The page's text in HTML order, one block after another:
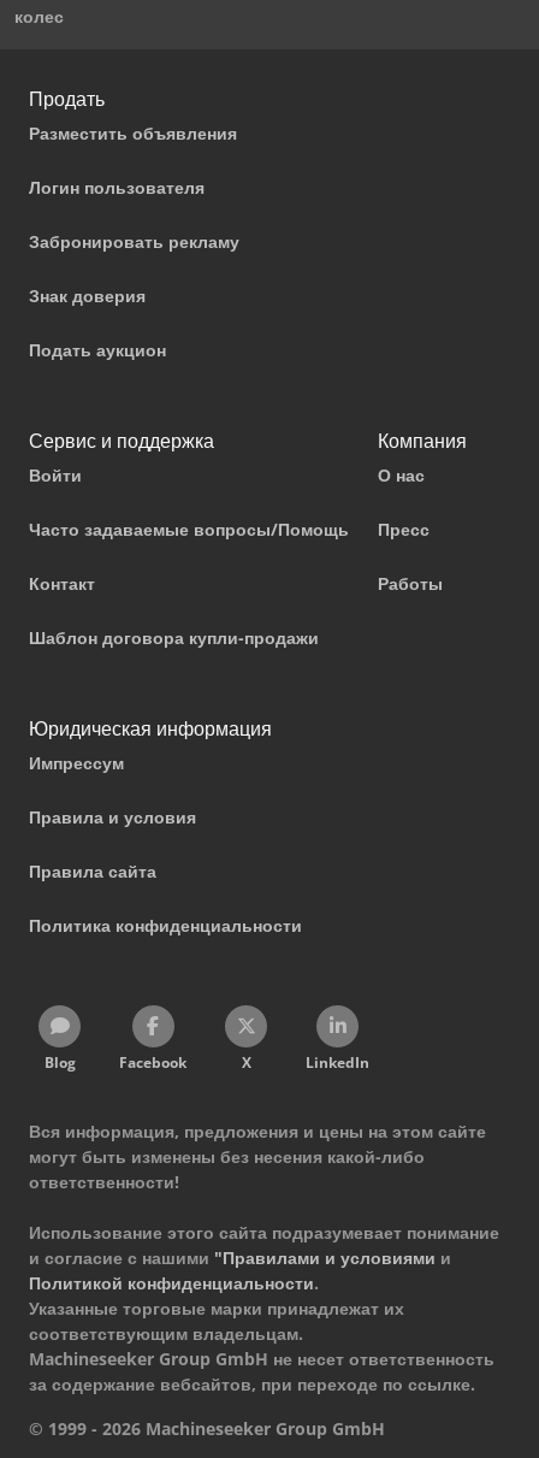
колес
Продать
Разместить объявления
Логин пользователя
Забронировать рекламу
Знак доверия
Подать аукцион
Сервис и поддержка
Войти
Часто задаваемые вопросы/Помощь
Контакт
Шаблон договора купли-продажи
Компания
О нас
Пресс
Работы
Юридическая информация
Импрессум
Правила и условия
Правила сайта
Политика конфиденциальности
Blog Facebook X LinkedIn
Вся информация, предложения и цены на этом сайте
могут быть изменены без несения какой-либо
ответственности!
Использование этого сайта подразумевает понимание
и согласие с нашими "Правилами и условиями и
Политикой конфиденциальности.
Указанные торговые марки принадлежат их
соответствующим владельцам.
Machineseeker Group GmbH не несет ответственность
за содержание вебсайтов, при переходе по ссылке.
© 1999 - 2026 Machineseeker Group GmbH